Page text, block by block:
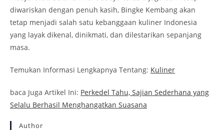
diwariskan dengan penuh kasih, Bingke Kembang akan
tetap menjadi salah satu kebanggaan kuliner Indonesia
yang layak dikenal, dinikmati, dan dilestarikan sepanjang
masa.
Temukan Informasi Lengkapnya Tentang: Kuliner
baca Juga Artikel Ini: Perkedel Tahu, Sajian Sederhana yang
Selalu Berhasil Menghangatkan Suasana
Author